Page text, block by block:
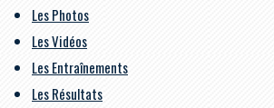
Les Photos
Les Vidéos
Les Entraînements
Les Résultats